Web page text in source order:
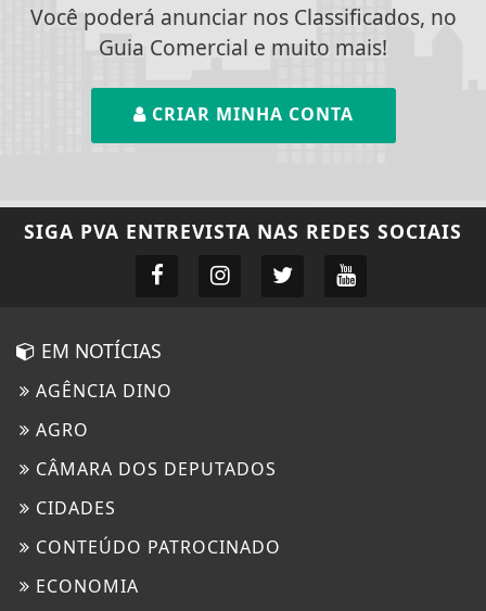
Você poderá anunciar nos Classificados, no
Guia Comercial e muito mais!
CRIAR MINHA CONTA
SIGA PVA ENTREVISTA NAS REDES SOCIAIS
EM NOTÍCIAS
AGÊNCIA DINO
AGRO
CÂMARA DOS DEPUTADOS
CIDADES
CONTEÚDO PATROCINADO
ECONOMIA